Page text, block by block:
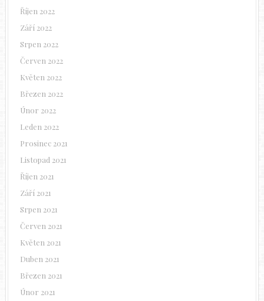
Říjen 2022
Září 2022
Srpen 2022
Červen 2022
Květen 2022
Březen 2022
Únor 2022
Leden 2022
Prosinec 2021
Listopad 2021
Říjen 2021
Září 2021
Srpen 2021
Červen 2021
Květen 2021
Duben 2021
Březen 2021
Únor 2021